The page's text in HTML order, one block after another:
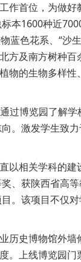
作首位，为做
本1600种近
蓝色花系、“沙
及南方树种百
物的生物多样
过博览园了解
。激发学生致
以相关学科的
、获陕西省高
。该项目不仅
史博物馆外墙
。上线博览园